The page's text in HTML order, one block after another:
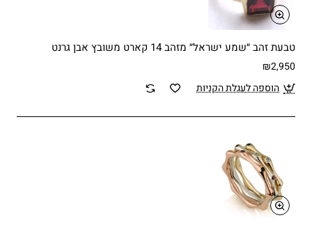
טבעת זהב ״שמע ישראל״ מזהב 14 קארט משובץ אבן גרנט
₪2,950
הוספה לעגלת הקניות